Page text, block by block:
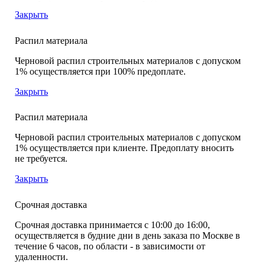
Закрыть
Распил материала
Черновой распил строительных материалов с допуском
1% осуществляется при 100% предоплате.
Закрыть
Распил материала
Черновой распил строительных материалов с допуском
1% осуществляется при клиенте. Предоплату вносить
не требуется.
Закрыть
Срочная доставка
Срочная доставка принимается с 10:00 до 16:00,
осуществляется в будние дни в день заказа по Москве в
течение 6 часов, по области - в зависимости от
удаленности.